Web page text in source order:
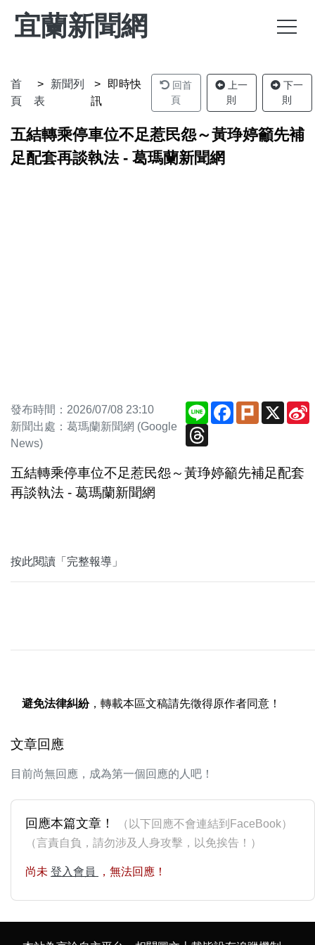
宜蘭新聞網
首
頁
新聞列
表
即時快
訊
回首
頁
上一
則
下一
則
五結轉乘停車位不足惹民怨～黃琤婷籲先補
足配套再談執法 - 葛瑪蘭新聞網
發布時間：2026/07/08 23:10
新聞出處：葛瑪蘭新聞網 (Google
News)
Line Facebook
Plurk X
五結轉乘停車位不足惹民怨～黃琤婷籲先補足配套
再談執法 - 葛瑪蘭新聞網
按此閱讀「完整報導」
避免法律糾紛，轉載本區文稿請先徵得原作者同意！
文章回應
目前尚無回應，成為第一個回應的人吧！
回應本篇文章！
（以下回應不會連結到FaceBook）
（言責自負，請勿涉及人身攻擊，以免挨告！）
尚未 登入會員 ，無法回應！